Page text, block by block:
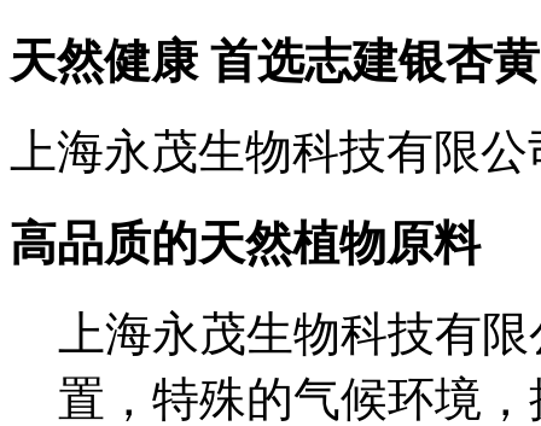
天然健康 首选志建银杏
上海永茂生物科技有限
高品质的天然植物原料
上海永茂生物科技有
置，特殊的气候环境